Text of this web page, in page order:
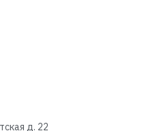
д. 22